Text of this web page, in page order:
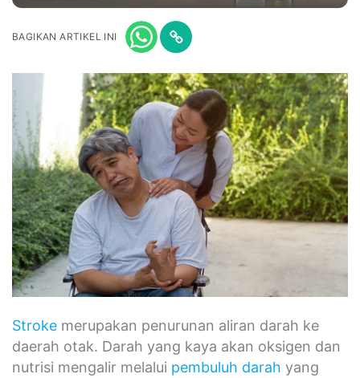
BAGIKAN ARTIKEL INI
Stroke merupakan penurunan aliran darah ke
daerah otak. Darah yang kaya akan oksigen dan
nutrisi mengalir melalui pembuluh darah yang